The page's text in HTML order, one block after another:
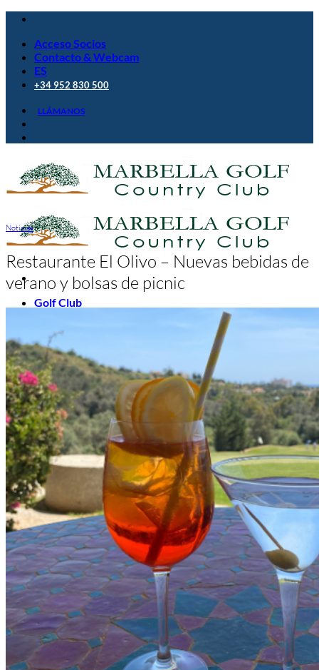
Saltar
contenidoAcceso Socios
Contacto & Webcam
ES
+34 952 830 500
LLÁMANOS
Golf Club
Instalaciones
Quienes Somos
Tarifas
Membresías
Restaurante
Eventos
Organiza tu evento
Calendario de eventos
Noticias
Últimas noticias
Newsletters
RESERVA ONLINE
Reservar
Noticias
Restaurante El Olivo – Nuevas bebidas de
verano y bolsas de picnic